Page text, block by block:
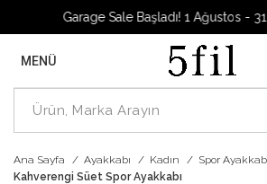
Garage Sale Başladı! 1 Ağustos - 31
MENÜ
Ana Sayfa Ayakkabı Kadın
Spor
Kahverengi Süet Spor Ayakkabı